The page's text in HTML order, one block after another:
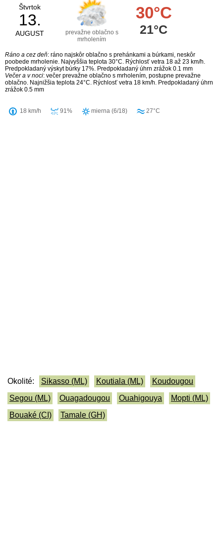
Štvrtok
13.
AUGUST
prevažne oblačno s
mrholením
30°C
21°C
Ráno a cez deň: ráno najskôr oblačno s prehánkami a búrkami, neskôr
poobede mrholenie. Najvyššia teplota 30°C. Rýchlosť vetra 18 až 23 km/h.
Predpokladaný výskyt búrky 17%. Predpokladaný úhrn zrážok 0.1 mm
Večer a v noci: večer prevažne oblačno s mrholením, postupne prevažne
oblačno. Najnižšia teplota 24°C. Rýchlosť vetra 18 km/h. Predpokladaný úhrn
zrážok 0.5 mm
18 km/h 91% mierna (6/18) 27°C
Okolité: Sikasso (ML) Koutiala (ML)
Koudougou
Segou (ML)
Ouagadougou Ouahigouya
Mopti (ML)
Bouaké (CI)
Tamale (GH)